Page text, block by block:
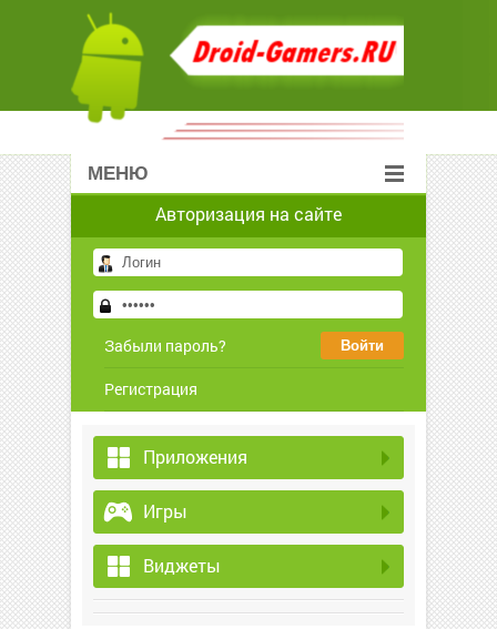
МЕНЮ
Авторизация на сайте
Забыли пароль?
Регистрация
Приложения
Игры
Виджеты